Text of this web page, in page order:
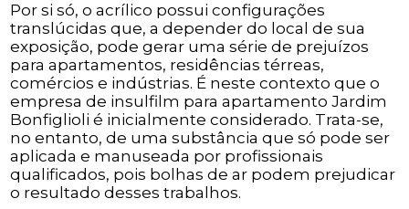
Por si só, o acrílico possui configurações
translúcidas que, a depender do local de sua
exposição, pode gerar uma série de prejuízos
para apartamentos, residências térreas,
comércios e indústrias. É neste contexto que o
empresa de insulfilm para apartamento Jardim
Bonfiglioli é inicialmente considerado. Trata-se,
no entanto, de uma substância que só pode ser
aplicada e manuseada por profissionais
qualificados, pois bolhas de ar podem prejudicar
o resultado desses trabalhos.